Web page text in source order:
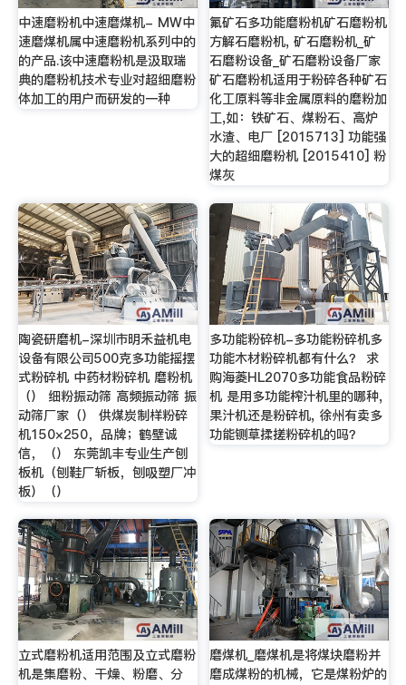
中速磨粉机中速磨煤机- MW中
速磨煤机属中速磨粉机系列中的
的产品.该中速磨粉机是汲取瑞
典的磨粉机技术专业对超细磨粉
体加工的用户而研发的一种
氟矿石多功能磨粉机矿石磨粉机
方解石磨粉机, 矿石磨粉机_矿
石磨粉设备_矿石磨粉设备厂家
矿石磨粉机适用于粉碎各种矿石
化工原料等非金属原料的磨粉加
工,如：铁矿石、煤粉石、高炉
水渣、电厂 [2015713] 功能强
大的超细磨粉机 [2015410] 粉
煤灰
陶瓷研磨机-深圳市明禾益机电
设备有限公司500克多功能摇摆
式粉碎机 中药材粉碎机 磨粉机
（） 细粉振动筛 高频振动筛 振
动筛厂家（） 供煤炭制样粉碎
机150×250，品牌；鹤壁诚
信，（） 东莞凯丰专业生产刨
板机（刨鞋厂斩板，刨吸塑厂冲
板）（）
多功能粉碎机-多功能粉碎机多
功能木材粉碎机都有什么？ 求
购海菱HL2070多功能食品粉碎
机 是用多功能榨汁机里的哪种,
果汁机还是粉碎机, 徐州有卖多
功能铡草揉搓粉碎机的吗？
立式磨粉机适用范围及立式磨粉
机是集磨粉、干燥、粉磨、分
磨煤机_磨煤机是将煤块磨粉并
磨成煤粉的机械，它是煤粉炉的